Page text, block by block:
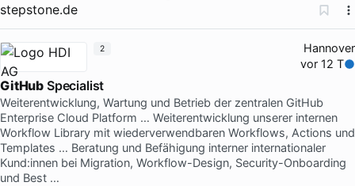
stepstone.de
Hannover
vor 12 T
GitHub Specialist
Weiterentwicklung, Wartung und Betrieb der zentralen GitHub
Enterprise Cloud Platform … Weiterentwicklung unserer internen
Workflow Library mit wiederverwendbaren Workflows, Actions und
Templates … Beratung und Befähigung interner internationaler
Kund:innen bei Migration, Workflow-Design, Security-Onboarding
und Best …
2